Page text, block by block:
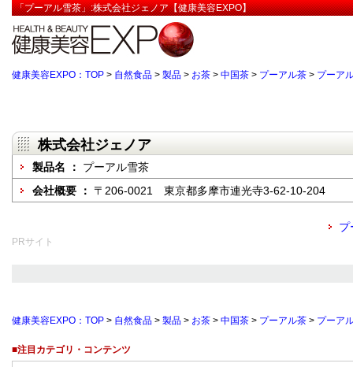
「プーアル雪茶」:株式会社ジェノア【健康美容EXPO】
健康美容EXPO：TOP > 自然食品 > 製品 > お茶 > 中国茶 > プーアル茶 > プーア
株式会社ジェノア
製品名 ： プーアル雪茶
会社概要 ： 〒206-0021 東京都多摩市連光寺3-62-10-204
プ
PRサイト
健康美容EXPO：TOP > 自然食品 > 製品 > お茶 > 中国茶 > プーアル茶 > プーア
■注目カテゴリ・コンテンツ